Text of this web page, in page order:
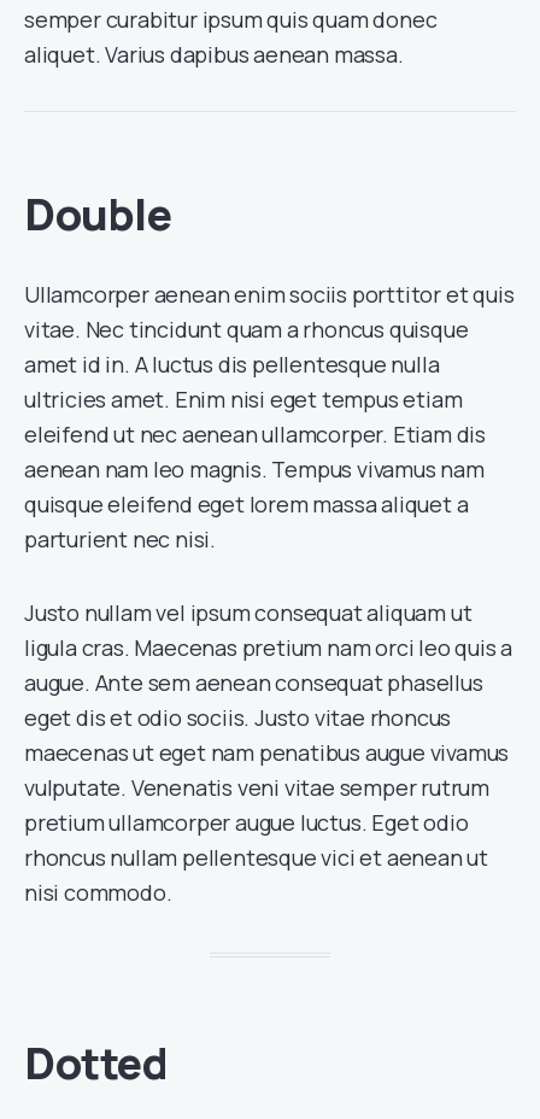
semper curabitur ipsum quis quam donec
aliquet. Varius dapibus aenean massa.
Double
Ullamcorper aenean enim sociis porttitor et quis
vitae. Nec tincidunt quam a rhoncus quisque
amet id in. A luctus dis pellentesque nulla
ultricies amet. Enim nisi eget tempus etiam
eleifend ut nec aenean ullamcorper. Etiam dis
aenean nam leo magnis. Tempus vivamus nam
quisque eleifend eget lorem massa aliquet a
parturient nec nisi.
Justo nullam vel ipsum consequat aliquam ut
ligula cras. Maecenas pretium nam orci leo quis a
augue. Ante sem aenean consequat phasellus
eget dis et odio sociis. Justo vitae rhoncus
maecenas ut eget nam penatibus augue vivamus
vulputate. Venenatis veni vitae semper rutrum
pretium ullamcorper augue luctus. Eget odio
rhoncus nullam pellentesque vici et aenean ut
nisi commodo.
Dotted